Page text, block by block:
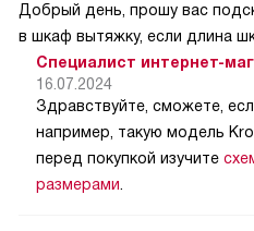
Добрый день, прошу вас
в шкаф вытяжку, если длина
Специалист интернет-
16.07.2024
Здравствуйте, сможете,
например, такую модель
перед покупкой изучите
размерами.